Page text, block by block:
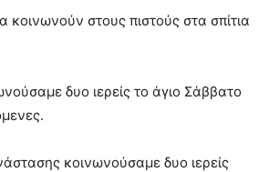
κοινωνούν στους πιστούς στα σπίτια
δυο ιερείς το άγιο Σάββατο
κοινωνούσαμε δυο ιερείς